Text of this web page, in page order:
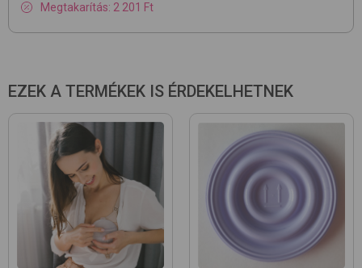
Megtakarítás: 2 201 Ft
EZEK A TERMÉKEK IS ÉRDEKELHETNEK